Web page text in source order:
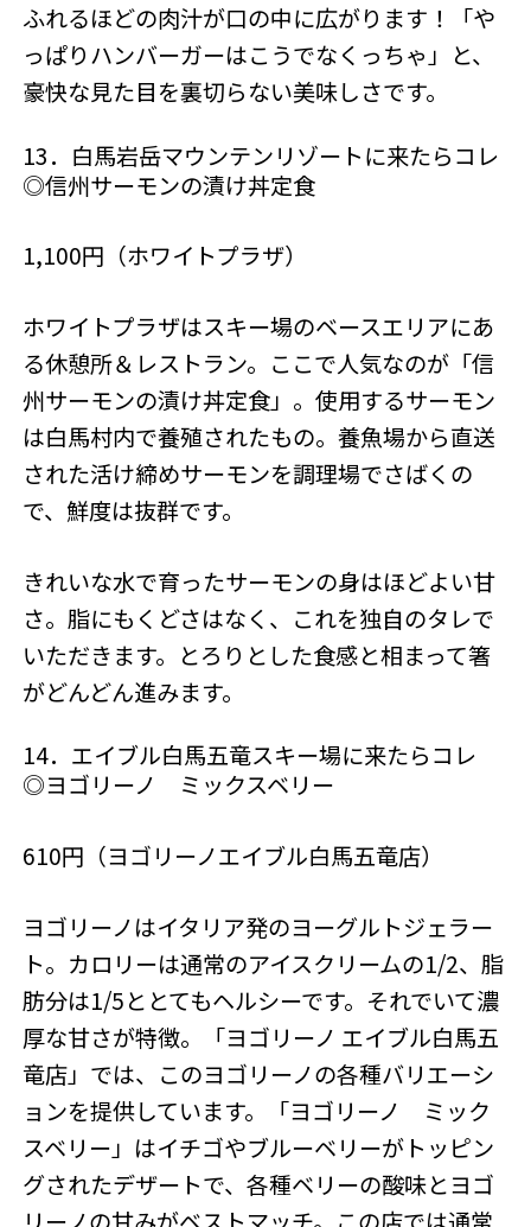
ふれるほどの肉汁が口の中に広がります！「や
っぱりハンバーガーはこうでなくっちゃ」と、
豪快な見た目を裏切らない美味しさです。
13．白馬岩岳マウンテンリゾートに来たらコレ
◎信州サーモンの漬け丼定食
1,100円（ホワイトプラザ）
ホワイトプラザはスキー場のベースエリアにあ
る休憩所＆レストラン。ここで人気なのが「信
州サーモンの漬け丼定食」。使用するサーモン
は白馬村内で養殖されたもの。養魚場から直送
された活け締めサーモンを調理場でさばくの
で、鮮度は抜群です。
きれいな水で育ったサーモンの身はほどよい甘
さ。脂にもくどさはなく、これを独自のタレで
いただきます。とろりとした食感と相まって箸
がどんどん進みます。
14．エイブル白馬五竜スキー場に来たらコレ
◎ヨゴリーノ ミックスベリー
610円（ヨゴリーノエイブル白馬五竜店）
ヨゴリーノはイタリア発のヨーグルトジェラー
ト。カロリーは通常のアイスクリームの1/2、脂
肪分は1/5ととてもヘルシーです。それでいて濃
厚な甘さが特徴。「ヨゴリーノ エイブル白馬五
竜店」では、このヨゴリーノの各種バリエーシ
ョンを提供しています。「ヨゴリーノ ミック
スベリー」はイチゴやブルーベリーがトッピン
グされたデザートで、各種ベリーの酸味とヨゴ